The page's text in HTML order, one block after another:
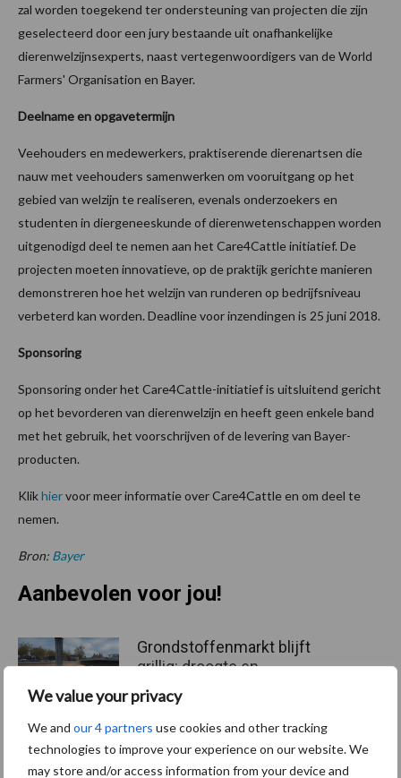
We value your privacy
We and our 4 partners use cookies and other tracking
technologies to improve your experience on our website. We
may store and/or access information from your device and
zal worden toegekend ter ondersteuning van projecten die zijn
geselecteerd door een jury bestaande uit onafhankelijke
dierenwelzijnsexperts, naast vertegenwoordigers van de World
Farmers' Organisation en Bayer.
Deelname en opgavetermijn
Veehouders en medewerkers, praktiserende dierenartsen die
nauw met veehouders samenwerken om vooruitgang op het
gebied van welzijn te realiseren, evenals onderzoekers en
studenten in diergeneeskunde of dierenwetenschappen worden
uitgenodigd deel te nemen aan het Care4Cattle initiatief. De
projecten moeten innovatieve, op de praktijk gerichte manieren
demonstreren hoe het welzijn van runderen op bedrijfsniveau
verbeterd kan worden. Deadline voor inzendingen is 25 juni 2018.
Sponsoring
Sponsoring onder het Care4Cattle-initiatief is uitsluitend gericht
op het bevorderen van dierenwelzijn en heeft geen enkele band
met het gebruik, het voorschrijven of de levering van Bayer-
producten.
Klikhiervoor meer informatie over Care4Cattle en om deel te
nemen.
Bron: Bayer
Aanbevolen voor jou!
Grondstoffenmarkt blijft
grillig: droogte en
geopolitiek houden handel
in de greep
De speenhuid: een vaak